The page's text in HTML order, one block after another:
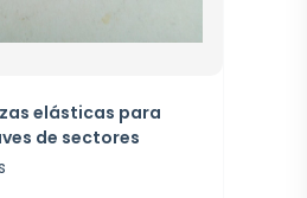
elásticas para
de sectores